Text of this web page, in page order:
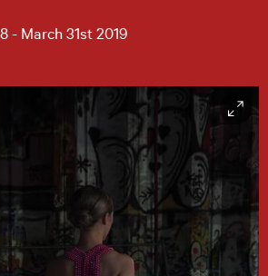
- March 31st 2019